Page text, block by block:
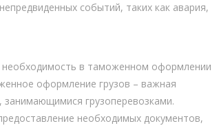
событий, таких как авария,
необходимость в таможенном оформлении
оформление грузов – важная
занимающимися грузоперевозками.
необходимых документов,